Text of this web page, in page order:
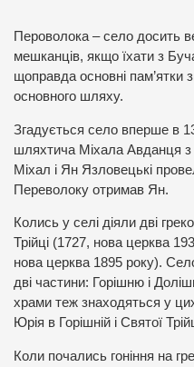
Пероволока – село досить
мешканців, якщо їхати з
щоправда основні пам’ятки
основного шляху.
Згадується село вперше в
шляхтича Міхала Авданця
Міхал і Ян Язловецькі
Переволоку отримав Ян.
Колись у селі діяли дві
Трійці (1727, нова церква
нова церква 1895 року).
дві частини: Горішню і
храми теж знаходяться у
Юрія в Горішній і Святої
Коли почались гоніння на